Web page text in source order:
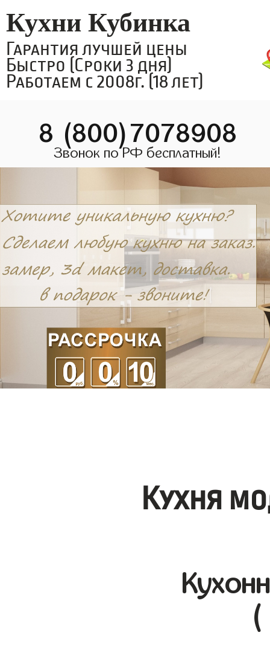
Кухни Кубинка
Гарантия лучшей цены
Быстро (Сроки 3 дня)
Работаем с 2008г. (18 лет)
8 (800)7078908
Звонок по РФ бесплатный!
Кухня
(